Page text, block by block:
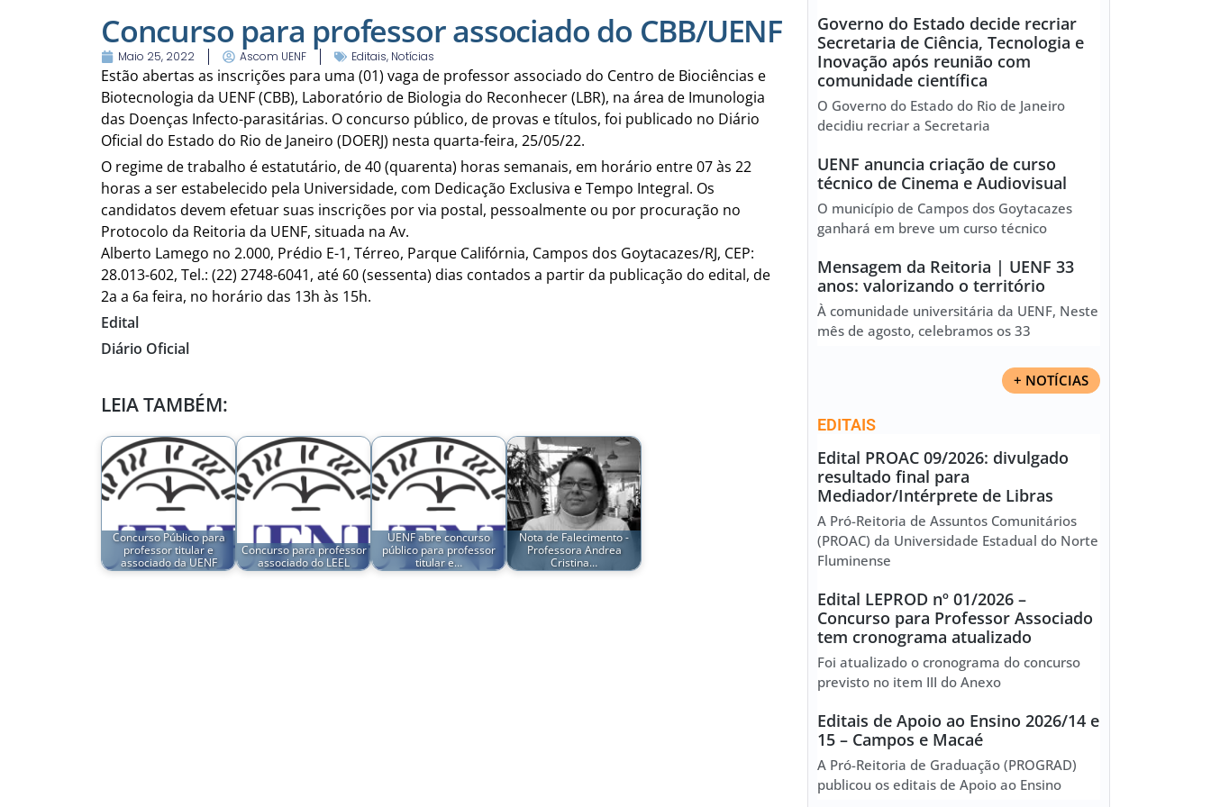
Concurso para professor associado do CBB/UENF
Maio 25, 2022 Ascom UENF Editais, Notícias
Estão abertas as inscrições para uma (01) vaga de professor associado do Centro de Biociências e
Biotecnologia da UENF (CBB), Laboratório de Biologia do Reconhecer (LBR), na área de Imunologia
das Doenças Infecto-parasitárias. O concurso público, de provas e títulos, foi publicado no Diário
Oficial do Estado do Rio de Janeiro (DOERJ) nesta quarta-feira, 25/05/22.
O regime de trabalho é estatutário, de 40 (quarenta) horas semanais, em horário entre 07 às 22
horas a ser estabelecido pela Universidade, com Dedicação Exclusiva e Tempo Integral. Os
candidatos devem efetuar suas inscrições por via postal, pessoalmente ou por procuração no
Protocolo da Reitoria da UENF, situada na Av.
Alberto Lamego no 2.000, Prédio E-1, Térreo, Parque Califórnia, Campos dos Goytacazes/RJ, CEP:
28.013-602, Tel.: (22) 2748-6041, até 60 (sessenta) dias contados a partir da publicação do edital, de
2a a 6a feira, no horário das 13h às 15h.
Edital
Diário Oficial
LEIA TAMBÉM:
Concurso Público para
professor titular e
associado da UENF
Concurso para professor
associado do LEEL
UENF abre concurso
público para professor
titular e…
Nota de Falecimento -
Professora Andrea
Cristina…
Governo do Estado decide recriar
Secretaria de Ciência, Tecnologia e
Inovação após reunião com
comunidade científica
O Governo do Estado do Rio de Janeiro
decidiu recriar a Secretaria
UENF anuncia criação de curso
técnico de Cinema e Audiovisual
O município de Campos dos Goytacazes
ganhará em breve um curso técnico
Mensagem da Reitoria | UENF 33
anos: valorizando o território
À comunidade universitária da UENF, Neste
mês de agosto, celebramos os 33
+ NOTÍCIAS
EDITAIS
Edital PROAC 09/2026: divulgado
resultado final para
Mediador/Intérprete de Libras
A Pró-Reitoria de Assuntos Comunitários
(PROAC) da Universidade Estadual do Norte
Fluminense
Edital LEPROD nº 01/2026 –
Concurso para Professor Associado
tem cronograma atualizado
Foi atualizado o cronograma do concurso
previsto no item III do Anexo
Editais de Apoio ao Ensino 2026/14 e
15 – Campos e Macaé
A Pró-Reitoria de Graduação (PROGRAD)
publicou os editais de Apoio ao Ensino